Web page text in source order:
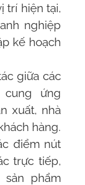
trí hiện tại,
nghiệp
kế hoạch
giữa các
ứng
xuất, nhà
hàng.
điểm nút
trực tiếp,
phẩm